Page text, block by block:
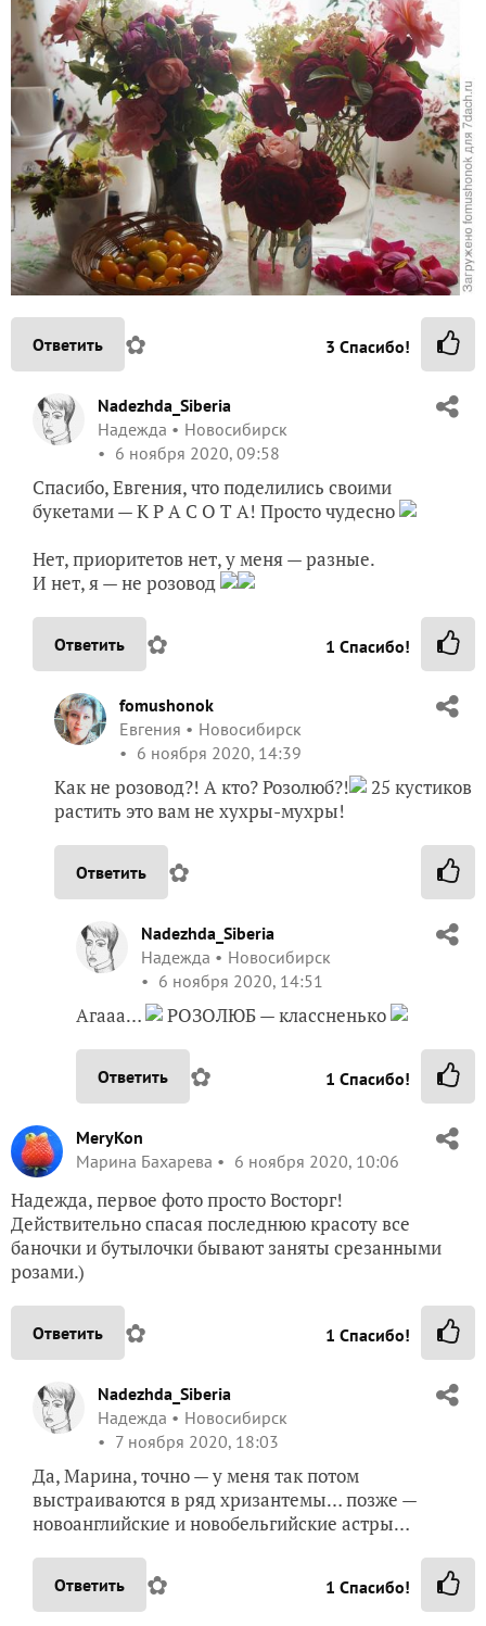
Ответить ✿ 3 Спасибо!
Nadezhda_Siberia
Надежда
Новосибирск
6 ноября 2020, 09:58
Спасибо, Евгения, что поделились своими
букетами — К Р А С О Т А! Просто чудесно
Нет, приоритетов нет, у меня — разные.
И нет, я — не розовод
Ответить ✿ 1 Спасибо!
fomushonok
Евгения
Новосибирск
6 ноября 2020, 14:39
Как не розовод?! А кто? Розолюб?!
25 кустиков
растить это вам не хухры-мухры!
Ответить ✿
Nadezhda_Siberia
Надежда
Новосибирск
6 ноября 2020, 14:51
Агааа… РОЗОЛЮБ — классненько
Ответить ✿ 1 Спасибо!
MeryKon
Марина Бахарева
6 ноября 2020, 10:06
Надежда, первое фото просто Восторг!
Действительно спасая последнюю красоту все
баночки и бутылочки бывают заняты срезанными
розами.)
Ответить ✿ 1 Спасибо!
Nadezhda_Siberia
Надежда
Новосибирск
7 ноября 2020, 18:03
Да, Марина, точно — у меня так потом
выстраиваются в ряд хризантемы… позже —
новоанглийские и новобельгийские астры…
Ответить ✿ 1 Спасибо!